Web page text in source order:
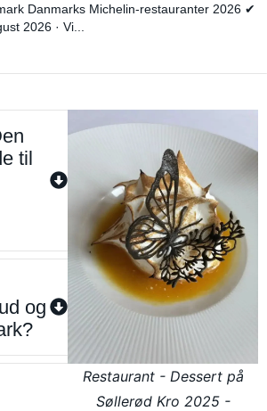
Danmarks Michelin-restauranter 2026 ✔
2026 · Vi...
til
og
Restaurant - Dessert på
Søllerød Kro 2025 -